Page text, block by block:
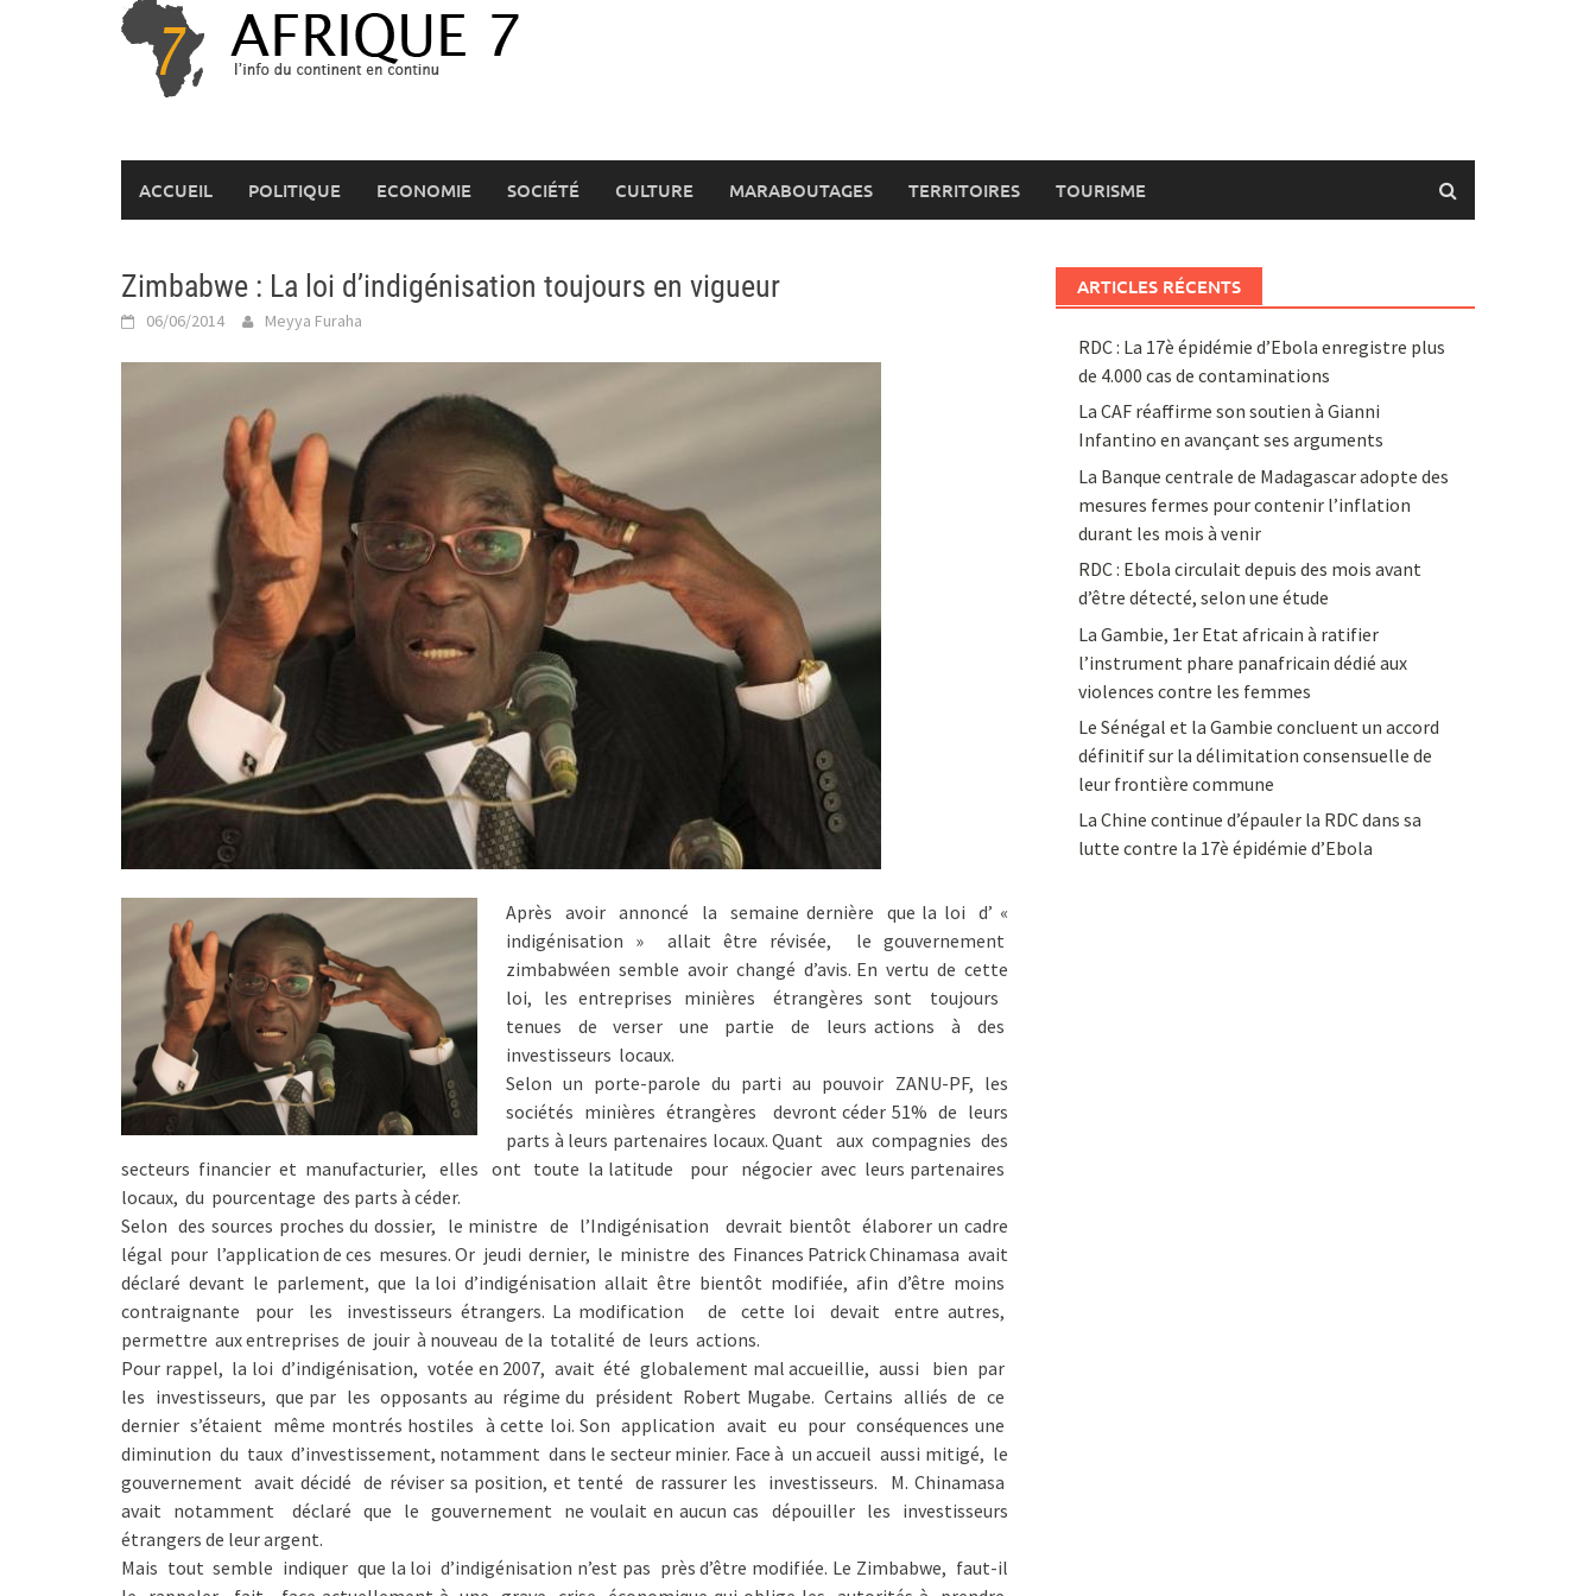
ACCUEIL POLITIQUE ECONOMIE SOCIÉTÉ CULTURE MARABOUTAGES TERRITOIRES TOURISME
Zimbabwe : La loi d’indigénisation toujours en vigueur
06/06/2014 Meyya Furaha
Après avoir annoncé la semaine dernière que la loi d’ «
indigénisation » allait être révisée, le gouvernement
zimbabwéen semble avoir changé d’avis. En vertu de cette
loi, les entreprises minières étrangères sont toujours
tenues de verser une partie de leurs actions à des
investisseurs locaux.
Selon un porte-parole du parti au pouvoir ZANU-PF, les
sociétés minières étrangères devront céder 51% de leurs
parts à leurs partenaires locaux. Quant aux compagnies des
secteurs financier et manufacturier, elles ont toute la latitude pour négocier avec leurs partenaires
locaux, du pourcentage des parts à céder.
Selon des sources proches du dossier, le ministre de l’Indigénisation devrait bientôt élaborer un cadre
légal pour l’application de ces mesures. Or jeudi dernier, le ministre des Finances Patrick Chinamasa avait
déclaré devant le parlement, que la loi d’indigénisation allait être bientôt modifiée, afin d’être moins
contraignante pour les investisseurs étrangers. La modification de cette loi devait entre autres,
permettre aux entreprises de jouir à nouveau de la totalité de leurs actions.
Pour rappel, la loi d’indigénisation, votée en 2007, avait été globalement mal accueillie, aussi bien par
les investisseurs, que par les opposants au régime du président Robert Mugabe. Certains alliés de ce
dernier s’étaient même montrés hostiles à cette loi. Son application avait eu pour conséquences une
diminution du taux d’investissement, notamment dans le secteur minier. Face à un accueil aussi mitigé, le
gouvernement avait décidé de réviser sa position, et tenté de rassurer les investisseurs. M. Chinamasa
avait notamment déclaré que le gouvernement ne voulait en aucun cas dépouiller les investisseurs
étrangers de leur argent.
Mais tout semble indiquer que la loi d’indigénisation n’est pas près d’être modifiée. Le Zimbabwe, faut-il
ARTICLES RÉCENTS
RDC : La 17è épidémie d’Ebola enregistre plus
de 4.000 cas de contaminations
La CAF réaffirme son soutien à Gianni
Infantino en avançant ses arguments
La Banque centrale de Madagascar adopte des
mesures fermes pour contenir l’inflation
durant les mois à venir
RDC : Ebola circulait depuis des mois avant
d’être détecté, selon une étude
La Gambie, 1er Etat africain à ratifier
l’instrument phare panafricain dédié aux
violences contre les femmes
Le Sénégal et la Gambie concluent un accord
définitif sur la délimitation consensuelle de
leur frontière commune
La Chine continue d’épauler la RDC dans sa
lutte contre la 17è épidémie d’Ebola